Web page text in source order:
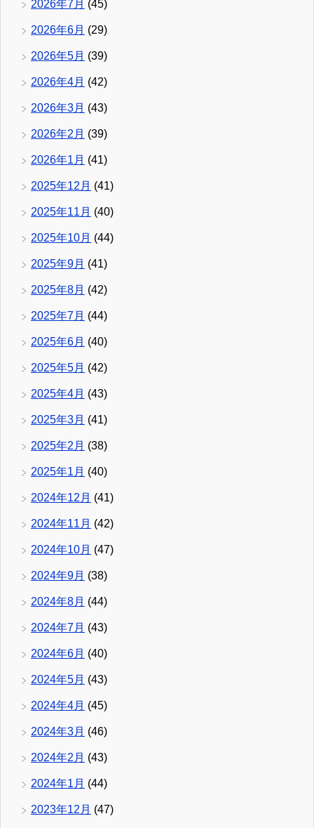
2026年7月 (45)
2026年6月 (29)
2026年5月 (39)
2026年4月 (42)
2026年3月 (43)
2026年2月 (39)
2026年1月 (41)
2025年12月 (41)
2025年11月 (40)
2025年10月 (44)
2025年9月 (41)
2025年8月 (42)
2025年7月 (44)
2025年6月 (40)
2025年5月 (42)
2025年4月 (43)
2025年3月 (41)
2025年2月 (38)
2025年1月 (40)
2024年12月 (41)
2024年11月 (42)
2024年10月 (47)
2024年9月 (38)
2024年8月 (44)
2024年7月 (43)
2024年6月 (40)
2024年5月 (43)
2024年4月 (45)
2024年3月 (46)
2024年2月 (43)
2024年1月 (44)
2023年12月 (47)